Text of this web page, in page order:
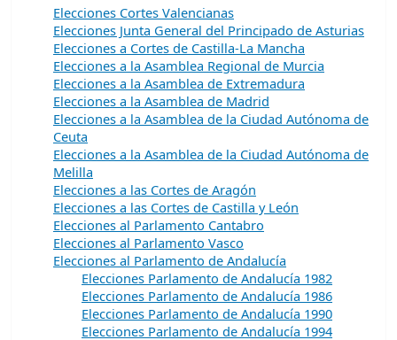
Elecciones Cortes Valencianas
Elecciones Junta General del Principado de Asturias
Elecciones a Cortes de Castilla-La Mancha
Elecciones a la Asamblea Regional de Murcia
Elecciones a la Asamblea de Extremadura
Elecciones a la Asamblea de Madrid
Elecciones a la Asamblea de la Ciudad Autónoma de
Ceuta
Elecciones a la Asamblea de la Ciudad Autónoma de
Melilla
Elecciones a las Cortes de Aragón
Elecciones a las Cortes de Castilla y León
Elecciones al Parlamento Cantabro
Elecciones al Parlamento Vasco
Elecciones al Parlamento de Andalucía
Elecciones Parlamento de Andalucía 1982
Elecciones Parlamento de Andalucía 1986
Elecciones Parlamento de Andalucía 1990
Elecciones Parlamento de Andalucía 1994